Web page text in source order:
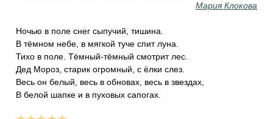
Мария Клокова
Ночью в поле снег сыпучий, тишина.
В тёмном небе, в мягкой туче спит луна.
Тихо в поле. Тёмный-тёмный смотрит лес.
Дед Мороз, старик огромный, с ёлки слез.
Весь он белый, весь в обновах, весь в звездах,
В белой шапке и в пуховых сапогах.